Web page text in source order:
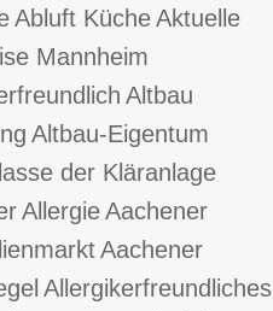
Abluft KücheAktuelle
Mannheim
Altbau
Altbau-Eigentum
der Kläranlage
AllergieAachener
Aachener
Allergikerfreundliches